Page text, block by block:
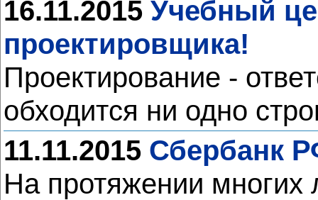
16.11.2015 Учебный
проектировщика!
Проектирование -
обходится ни одно
11.11.2015 Сбербанк
На протяжении